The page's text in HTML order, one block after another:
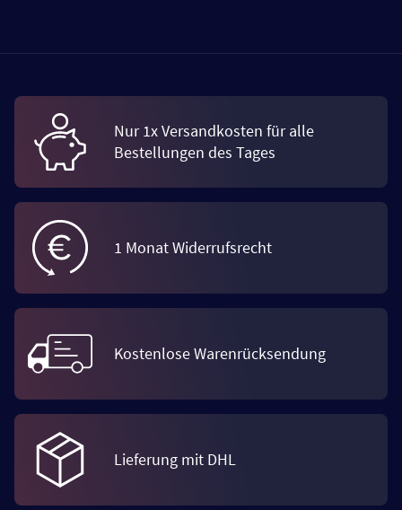
Nur 1x Versandkosten für alle
Bestellungen des Tages
1 Monat Widerrufsrecht
Kostenlose Warenrücksendung
Lieferung mit DHL